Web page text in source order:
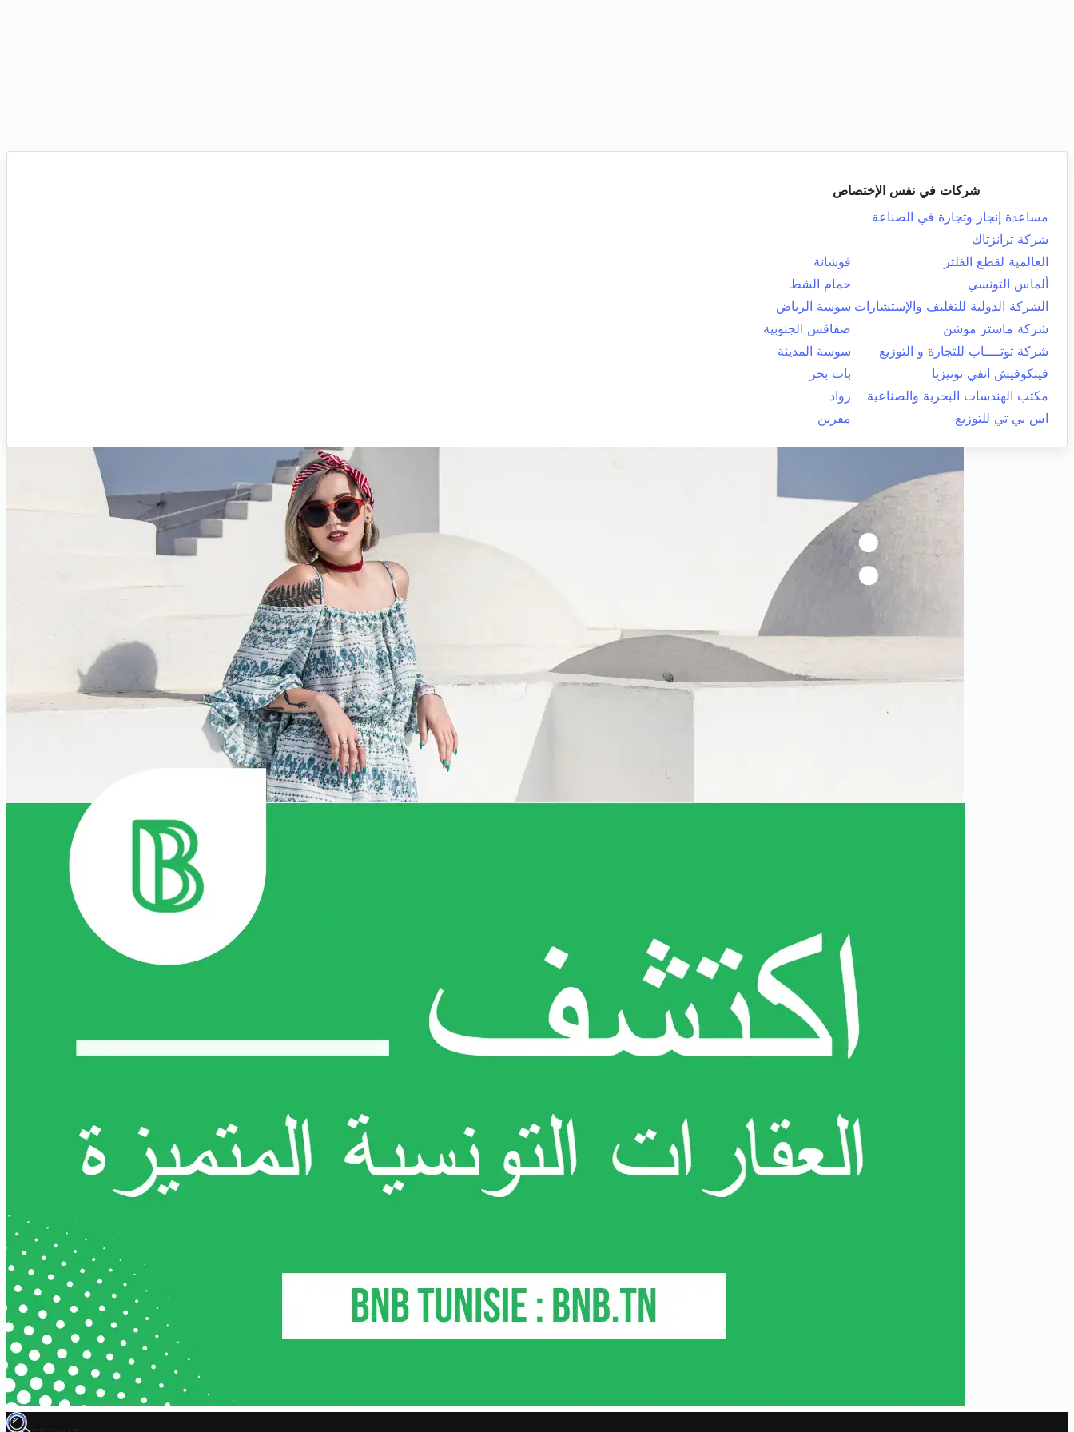
شركات في نفس الإختصاص
مساعدة إنجاز وتجارة في الصناعة
شركة ترانزتاك
العالمية لقطع الفلتر
فوشانة
ألماس التونسي
حمام الشط
الشركة الدولية للتغليف والإستشارات سوسة الرياض
شركة ماستر موشن
صفاقس الجنوبية
شركة توتــــاب للتجارة و التوزيع
سوسة المدينة
فيتكوفيش انفي تونيزيا
باب بحر
مكتب الهندسات البحرية والصناعية
رواد
اس بي تي للتوزيع
مقرين